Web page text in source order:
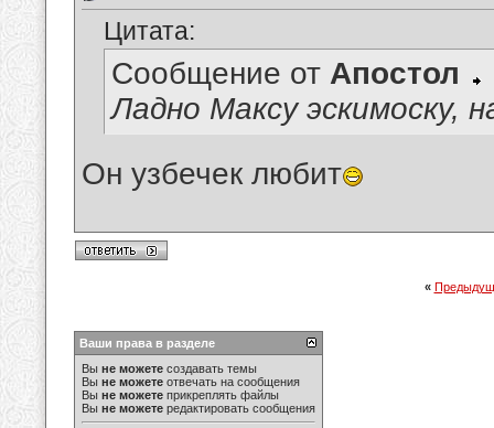
Цитата:
Сообщение от Апостол
Ладно Максу
Он узбечек любит
«
Ваши права в разделе
Вы не можете создавать темы
Вы не можете отвечать на сообщения
Вы не можете прикреплять файлы
Вы не можете редактировать сообщения